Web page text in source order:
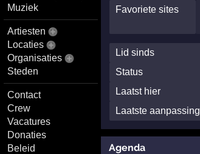
Muziek
Artiesten
Locaties
Organisaties
Steden
Contact
Crew
Vacatures
Donaties
Beleid
Favoriete sites
Lid sinds
Status
Laatst hier
Laatste aanpassing
Agenda